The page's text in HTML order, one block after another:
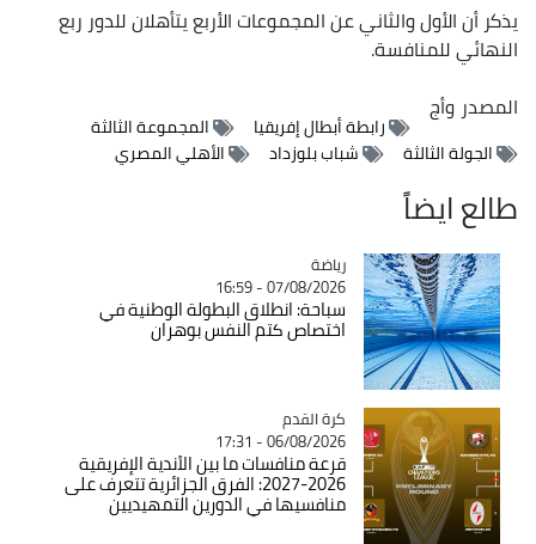
يذكر أن الأول والثاني عن المجموعات الأربع يتأهلان للدور ربع
النهائي للمنافسة.
المصدروأج
رابطة أبطال إفريقيا
المجموعة الثالثة
الجولة الثالثة
شباب بلوزداد الأهلي المصري
طالع ايضاً
Catégorie
رياضة
07/08/2026 - 16:59
سباحة: انطلاق البطولة الوطنية في
اختصاص كتم النفس بوهران
Catégorie
كرة القدم
06/08/2026 - 17:31
قرعة منافسات ما بين الأندية الإفريقية
2026-2027: الفرق الجزائرية تتعرف على
منافسيها في الدورين التمهيديين